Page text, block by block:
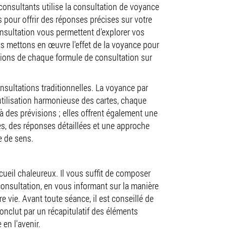
utilise la consultation de voyance
offrir des réponses précises sur votre
vous permettent d'explorer vos
mettons en œuvre l'effet de la voyance pour
de chaque formule de consultation sur
traditionnelles. La voyance par
harmonieuse des cartes, chaque
des prévisions ; elles offrent également une
des réponses détaillées et une approche
de sens.
chaleureux. Il vous suffit de composer
en vous informant sur la manière
vie. Avant toute séance, il est conseillé de
par un récapitulatif des éléments
l'avenir.